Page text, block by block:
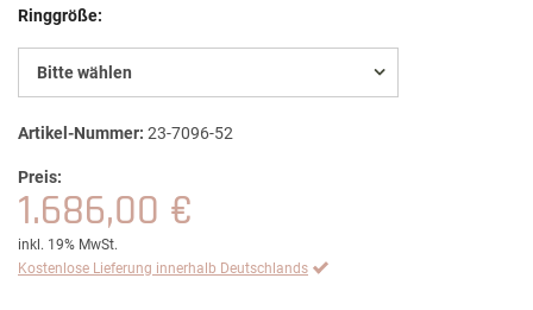
Ringgröße:
Bitte wählen
Artikel-Nummer: 23-7096-52
Preis:
1.686,00 €
inkl. 19% MwSt.
Kostenlose Lieferung innerhalb Deutschlands